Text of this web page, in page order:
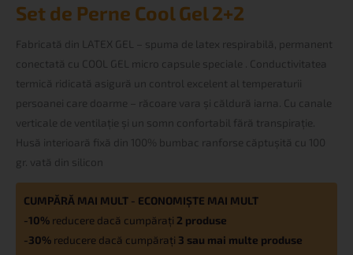
Set de Perne Cool Gel 2+2
Fabricată din LATEX GEL – spuma de latex respirabilă, permanent
conectată cu COOL GEL micro capsule speciale . Conductivitatea
termică ridicată asigură un control excelent al temperaturii
persoanei care doarme – răcoare vara și căldură iarna. Cu canale
verticale de ventilație și un somn confortabil fără transpirație.
Husă interioară fixă din 100% bumbac ranforse căptușită cu 100
gr. vată din silicon
CUMPĂRĂ MAI MULT - ECONOMIȘTE MAI MULT
-10% reducere dacă cumpărați 2 produse
-30% reducere dacă cumpărați 3 sau mai multe produse
de
Perne
Cool
Gel
2+2